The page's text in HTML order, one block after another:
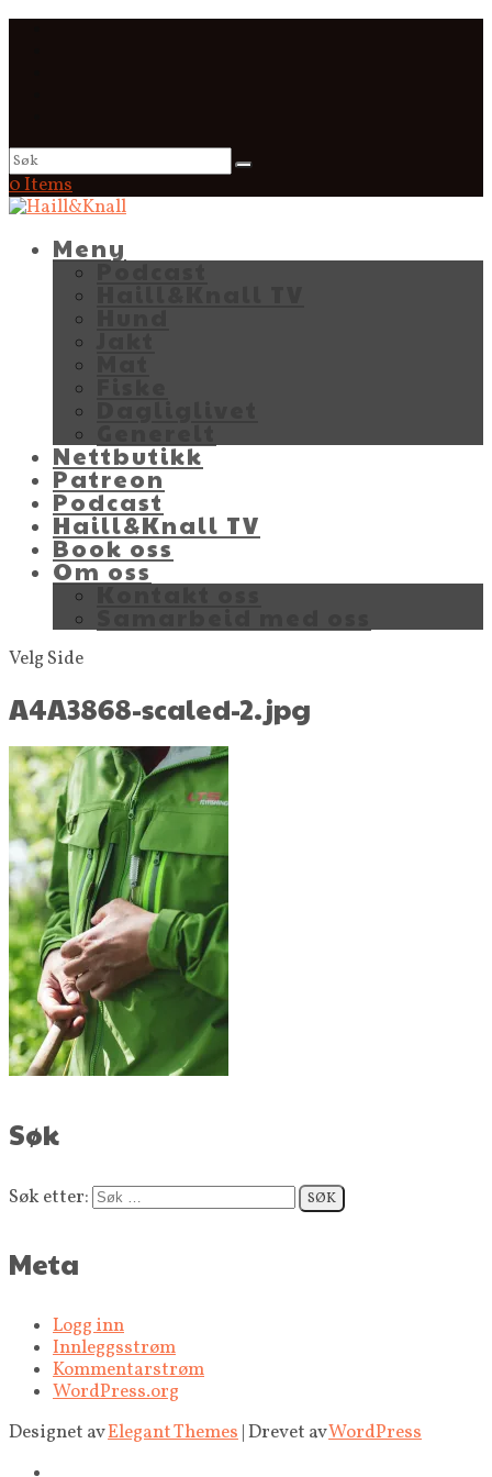
0 Items
Meny
Podcast
Nettbutikk
Patreon
Podcast
Haill&Knall TV
Book oss
Om oss
Kontakt oss
Velg Side
A4A3868-scaled-2.jpg
Søk
Søk etter:
Meta
Logg inn
Innleggsstrøm
Kommentarstrøm
WordPress.org
Designet avElegant Themes | Drevet avWordPress